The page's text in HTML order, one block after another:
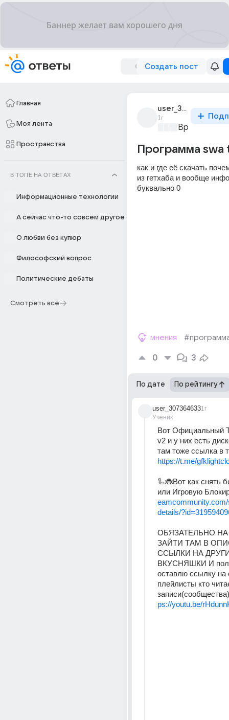
Создать пост
Главная
Моя лента
Пространства
В ТОПЕ НА ОТВЕТАХ
Информационные технологии
А сейчас что-то совсем другое
О любви без купюр
Философский вопрос
Политические дебаты
Смотреть все
user_319481052
1г
Время игр
Программа swa
как и где её скачать
из гетхаба и вообще
буквально 0
мнения
0 3
По дате По рейтингу
user_307364633
Ученик
1г
Вот Официальный
v2 и у них есть
там тоже ссылка в
https://t.me/
🦾🐞Вот как снять
или Игровую
details/
ОБЯЗАТЕЛЬНО
ЗАЙТИ ТАМ В
ССЫЛКИ НА
ВКУСНЯШКИ И
оставлю ссылку на
плейлисты кто
ps://youtu.be/